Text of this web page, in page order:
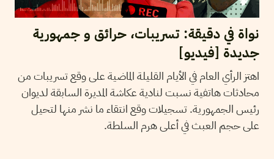
نواة في دقيقة: تسريبات، حرائق و جمهورية
جديدة [فيديو]
اهتز الرأي العام في الأيام القليلة الماضية على وقع تسريبات من
محادثات هاتفية نسبت لنادية عكاشة المديرة السابقة لديوان
رئيس الجمهورية. تسجيلات وقع انتقاء ما نشر منها لتحيل
على حجم العبث في أعلى هرم السلطة.